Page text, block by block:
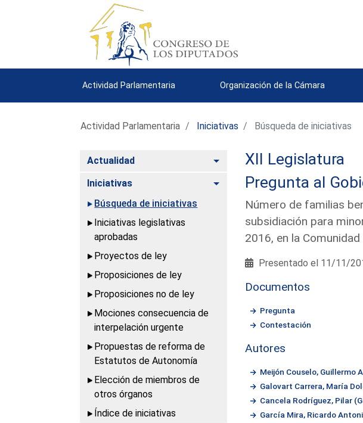
Actividad Parlamentaria Organización de la Cámara
Actividad Parlamentaria Iniciativas Búsqueda de iniciativas
Actualidad Alternar
Iniciativas
Alternar
Búsqueda de iniciativas
Iniciativas legislativas
aprobadas
Proyectos de ley
Proposiciones de ley
Proposiciones no de ley
Mociones consecuencia de
interpelación urgente
Propuestas de reforma de
Estatutos de Autonomía
Elección de miembros de
otros órganos
Índice de iniciativas
XII Legislatura
Pregunta al
Número de familias
subsidiación para
2016, en la
Presentado el 11/11/
Documentos
Pregunta
Contestación
Autores
Meijón Couselo, Guillermo
Galovart Carrera, María
Cancela Rodríguez, Pilar
García Mira, Ricardo